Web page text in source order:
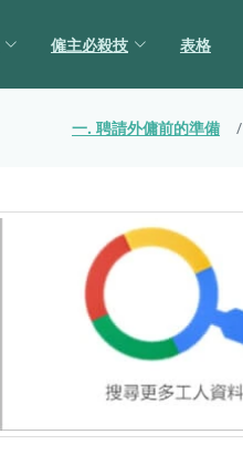
僱主必殺技 表格
一. 聘請外傭前的準備